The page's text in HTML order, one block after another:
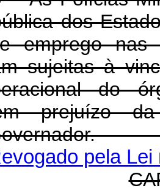
dos
emprego nas
sujeitas à
do
prejuízo da
pela Lei